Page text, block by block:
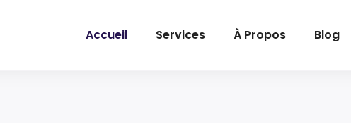
Accueil Services À Propos Blog